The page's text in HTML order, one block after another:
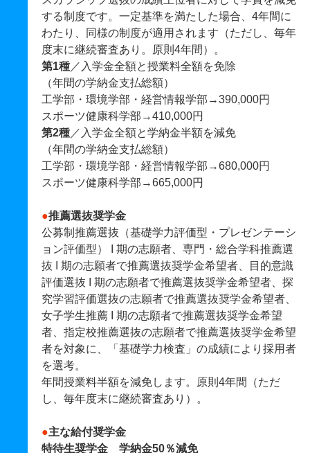
する制度です。一定基準を満たした場合、4年間に
わたり、同様の制度が適用されます（ただし、毎年
度末に継続審査あり。原則4年間）。
第1種 ／入学金全額と授業料全額を免除
（年間の学納金支払総額）
工学部・環境学部・経営情報学部→390,000円
スポーツ健康科学部→410,000円
第2種 ／入学金全額と学納金半額を減免
（年間の学納金支払総額）
工学部・環境学部・経営情報学部→680,000円
スポーツ健康科学部→665,000円
●推薦選抜奨学金
公募制推薦選抜（基礎学力評価型・プレゼンテーシ
ョン評価型） I 期の志願者、専門・総合学科推薦選
抜 I 期の志願者で推薦選抜奨学金希望者、目的意識
評価選抜 I 期の志願者で推薦選抜奨学金希望者、探
究学習評価選抜の志願者で推薦選抜奨学金希望者、
女子学生推薦 I 期の志願者で推薦選抜奨学金希望
者、指定校推薦選抜の志願者で推薦選抜奨学金希望
者を対象に、「基礎学力検査」の成績により採用者
を選考。
年間授業料半額を減免します。原則4年間（ただ
し、毎年度末に継続審査あり）。
●主な給付奨学金
特待生奨学金 学納金50％減免